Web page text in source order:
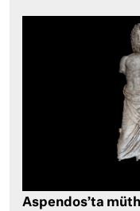
Aspendos’ta